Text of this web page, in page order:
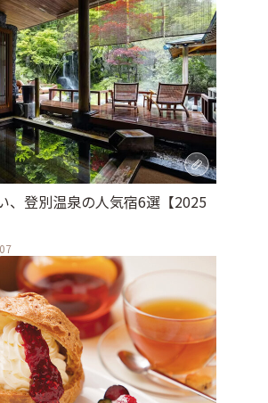
、登別温泉の人気宿6選【2025